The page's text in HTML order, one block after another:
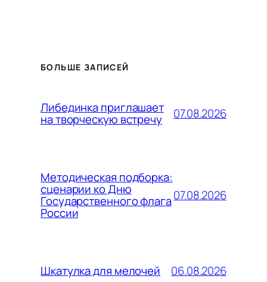
БОЛЬШЕ ЗАПИСЕЙ
Либединка приглашает
на творческую встречу 07.08.2026
Методическая подборка:
сценарии ко Дню
Государственного флага
России
07.08.2026
Шкатулка для мелочей 06.08.2026